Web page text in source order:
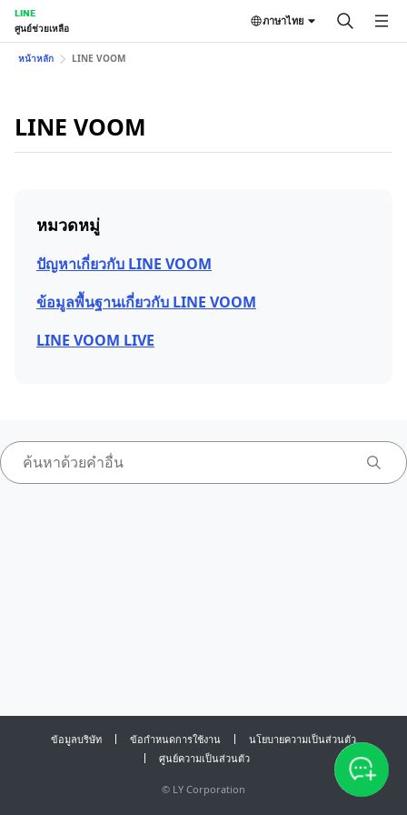
LINE
ศูนย์ช่วยเหลือ
ภาษาไทย
หน้าหลัก LINE VOOM
LINE VOOM
หมวดหมู่
ปัญหาเกี่ยวกับ LINE VOOM
ข้อมูลพื้นฐานเกี่ยวกับ LINE VOOM
LINE VOOM LIVE
ข้อมูลบริษัท ข้อกำหนดการใช้งาน
นโยบายความเป็นส่วนตัว
ศูนย์ความเป็นส่วนตัว
© LY Corporation